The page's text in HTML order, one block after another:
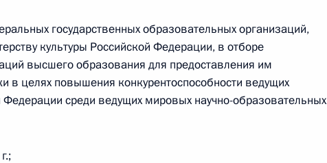
стратегии действий в интересах детей
9 поручений
заседания Совета по развитию гражданского
поручений
государственных образовательных организаций,
культуры Российской Федерации, в отборе
высшего образования для предоставления им
в целях повышения конкурентоспособности ведущих
Федерации среди ведущих мировых научно-образовательных